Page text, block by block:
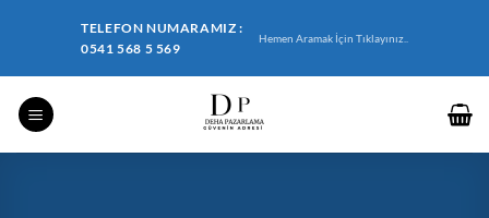
TELEFON NUMARAMIZ :
0541 568 5 569
Hemen Aramak İçin Tıklayınız..